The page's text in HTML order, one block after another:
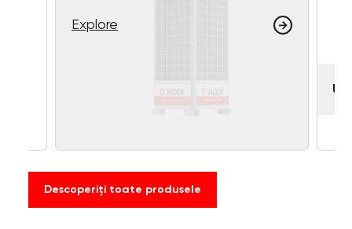
Explore
Descoperiți toate produsele